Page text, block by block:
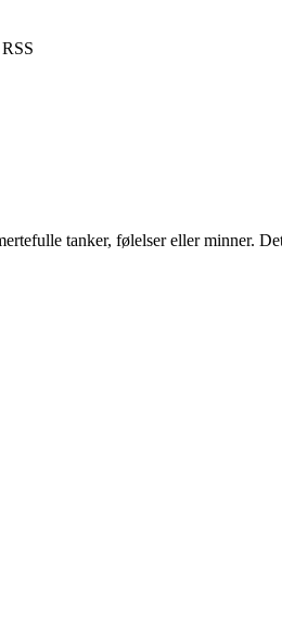
RSS
tanker, følelser eller minner.